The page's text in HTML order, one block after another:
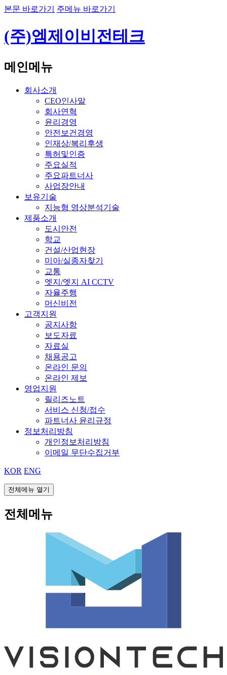
본문 바로가기 주메뉴 바로가기
(주)엠제이비전테크
메인메뉴
회사소개
CEO인사말
회사연혁
윤리경영
안전보건경영
인재상/복리후생
특허및인증
주요실적
주요파트너사
사업장안내
보유기술
지능형 영상분석기술
제품소개
도시안전
학교
건설/산업현장
미아/실종자찾기
교통
엣지/엣지 AI CCTV
자율주행
머신비전
고객지원
공지사항
보도자료
자료실
채용공고
온라인 문의
온라인 제보
영업지원
릴리즈노트
서비스 신청/접수
파트너사 윤리규정
정보처리방침
개인정보처리방침
이메일 무단수집거부
KOR ENG
전체메뉴 열기
전체메뉴